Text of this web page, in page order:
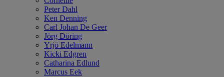
Peter Dahl
Ken Denning
Carl Johan De Geer
Jörg Döring
Yrjö Edelmann
Kicki Edgren
Catharina Edlund
Marcus Eek